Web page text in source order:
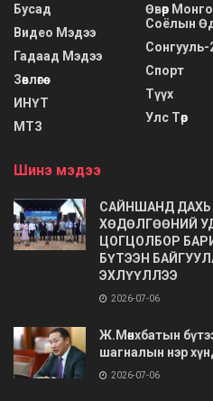
Бусад
Видео Мэдээ
Гадаад Мэдээ
Зөвлөгөө
ИНҮТ
МТЗ
Өвөр
Соёлын
Сонгууль-
Спорт
Түүх
Улс Төр
Шинэ мэдээ
САЙНШАНД ДАХЬ
ХӨДӨЛГӨӨНИЙ
ЦОГЦОЛБОР
БҮТЭЭН
ЭХЛҮҮЛЛЭЭ
2026-07-06
Ж.Мөнхбатын
шагналын нэр
2026-07-06